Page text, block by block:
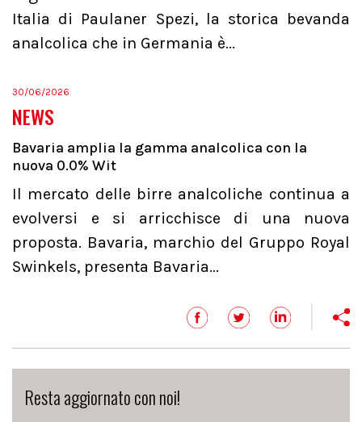
Italia di Paulaner Spezi, la storica bevanda
analcolica che in Germania è...
30/06/2026
NEWS
Bavaria amplia la gamma analcolica con la
nuova 0.0% Wit
Il mercato delle birre analcoliche continua a
evolversi e si arricchisce di una nuova
proposta. Bavaria, marchio del Gruppo Royal
Swinkels, presenta Bavaria...
Resta aggiornato con noi!